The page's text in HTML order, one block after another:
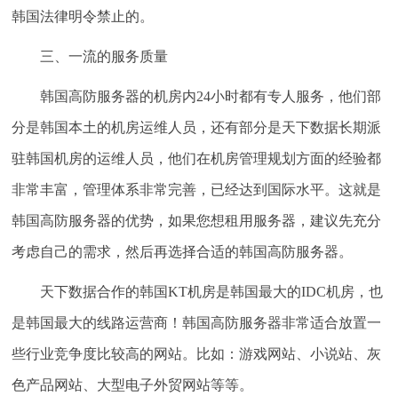
韩国法律明令禁止的。
三、一流的服务质量
韩国高防服务器的机房内24小时都有专人服务，他们部
分是韩国本土的机房运维人员，还有部分是天下数据长期派
驻韩国机房的运维人员，他们在机房管理规划方面的经验都
非常丰富，管理体系非常完善，已经达到国际水平。这就是
韩国高防服务器的优势，如果您想租用服务器，建议先充分
考虑自己的需求，然后再选择合适的韩国高防服务器。
天下数据合作的韩国KT机房是韩国最大的IDC机房，也
是韩国最大的线路运营商！韩国高防服务器非常适合放置一
些行业竞争度比较高的网站。比如：游戏网站、小说站、灰
色产品网站、大型电子外贸网站等等。